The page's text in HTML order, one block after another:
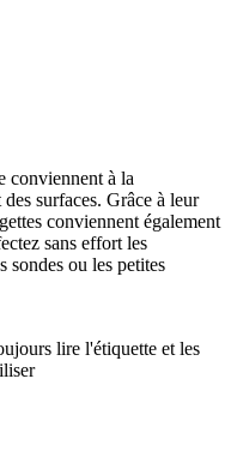
conviennent à la
surfaces. Grâce à leur
conviennent également
sans effort les
sondes ou les petites
lire l'étiquette et les